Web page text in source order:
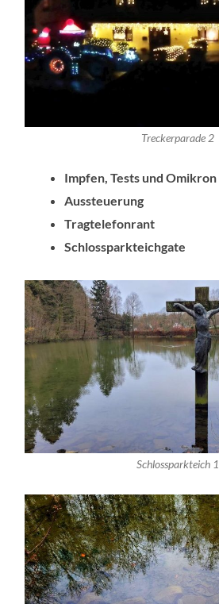
Treckerparade 2
Impfen, Tests und Omikron
Aussteuerung
Tragtelefonrant
Schlossparkteichgate
Schlossparkteich 1